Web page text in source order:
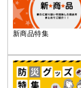
新商品特集